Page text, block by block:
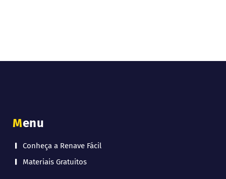
Menu
Conheça a Renave Fácil
Materiais Gratuitos